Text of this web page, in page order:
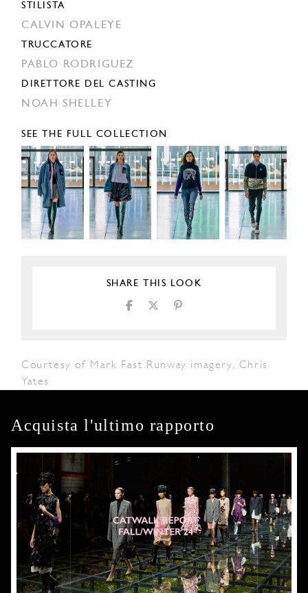
STILISTA
CALVIN OPALEYE
TRUCCATORE
PABLO RODRIGUEZ
DIRETTORE DEL CASTING
NOAH SHELLEY
SEE THE FULL COLLECTION
SHARE THIS LOOK
Courtesy of Mark Fast Runway imagery, Chris
Yates
Acquista l'ultimo rapporto